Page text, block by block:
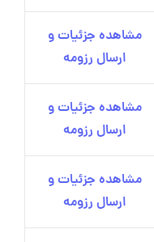
مشاهده جزئیات و
ارسال رزومه
مشاهده جزئیات و
ارسال رزومه
مشاهده جزئیات و
ارسال رزومه